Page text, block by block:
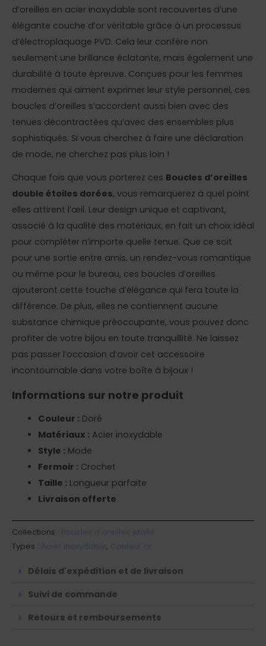
d’oreilles en acier inoxydable sont recouvertes d’une
élégante couche d’or véritable grâce à un processus
d’électroplaquage PVD. Cela leur confère non
seulement une brillance éclatante, mais également une
durabilité à toute épreuve. Conçues pour les femmes
modernes qui aiment exprimer leur style personnel, ces
boucles d’oreilles s’accordent aussi bien avec des
tenues décontractées qu’avec des ensembles plus
sophistiqués. Si vous cherchez à faire une déclaration
de mode, ne cherchez pas plus loin !
Chaque fois que vous porterez ces Boucles d’oreilles
double étoiles dorées, vous remarquerez à quel point
elles attirent l’œil. Leur design unique et captivant,
associé à la qualité des matériaux, en fait un choix idéal
pour compléter n’importe quelle tenue. Que ce soit
pour une sortie entre amis, un rendez-vous romantique
ou même pour le bureau, ces boucles d’oreilles
ajouteront cette touche d’élégance qui fera toute la
différence. De plus, elles ne contiennent aucune
substance chimique préoccupante, vous pouvez donc
profiter de votre bijou en toute tranquillité. Ne laissez
pas passer l’occasion d’avoir cet accessoire
incontournable dans votre boîte à bijoux !
Informations sur notre produit
Couleur : Doré
Matériaux : Acier inoxydable
Style : Mode
Fermoir : Crochet
Taille : Longueur parfaite
Livraison offerte
Collections : Boucles d'oreilles etoile
Types : Acier inoxydable, Couleur or
Délais d'expédition et de livraison
Suivi de commande
Retours et remboursements